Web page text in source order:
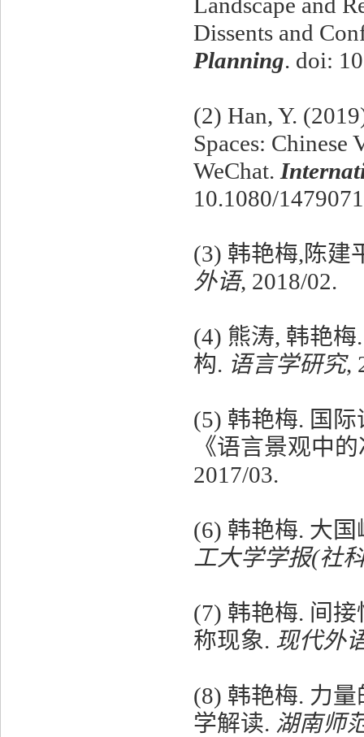
Dissents and
Planning. doi:
(2) Han, Y.
Spaces: Chinese
WeChat.
10.1080/
(3) 韩艳梅,陈建
外语, 2018/02.
(4) 熊涛, 韩艳梅
构. 语言学研究,
(5) 韩艳梅. 国
《语言景观中
2017/03.
(6) 韩艳梅. 大国
工大学学报(社
(7) 韩艳梅. 间接
称现象. 现代外
(8) 韩艳梅. 力量
学解读. 湖南师